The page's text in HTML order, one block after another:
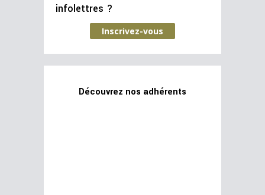
infolettres ?
Inscrivez-vous
Découvrez nos adhérents